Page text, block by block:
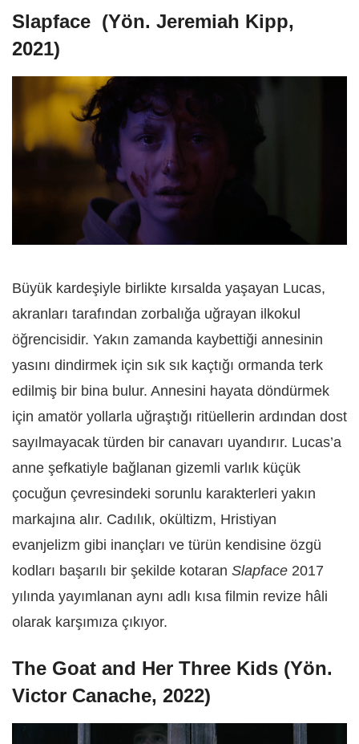
Slapface (Yön. Jeremiah Kipp,
2021)
Büyük kardeşiyle birlikte kırsalda yaşayan Lucas,
akranları tarafından zorbalığa uğrayan ilkokul
öğrencisidir. Yakın zamanda kaybettiği annesinin
yasını dindirmek için sık sık kaçtığı ormanda terk
edilmiş bir bina bulur. Annesini hayata döndürmek
için amatör yollarla uğraştığı ritüellerin ardından dost
sayılmayacak türden bir canavarı uyandırır. Lucas’a
anne şefkatiyle bağlanan gizemli varlık küçük
çocuğun çevresindeki sorunlu karakterleri yakın
markajına alır. Cadılık, okültizm, Hristiyan
evanjelizm gibi inançları ve türün kendisine özgü
kodları başarılı bir şekilde kotaran Slapface 2017
yılında yayımlanan aynı adlı kısa filmin revize hâli
olarak karşımıza çıkıyor.
The Goat and Her Three Kids (Yön.
Victor Canache, 2022)